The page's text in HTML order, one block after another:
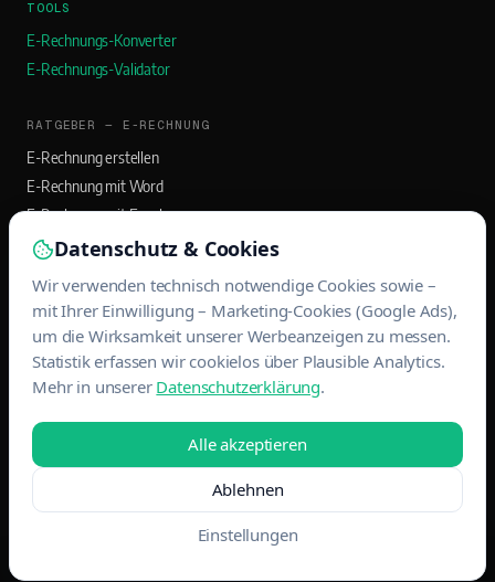
TOOLS
E-Rechnungs-Konverter
E-Rechnungs-Validator
RATGEBER — E-RECHNUNG
E-Rechnung erstellen
E-Rechnung mit Word
E-Rechnung mit Excel
E-Rechnung mit Outlook
Rechnungs-App für Selbstständige
Rechnungen mit App schreiben
EÜR und USt-Voranmeldung
Belege scannen & DATEV-Export
Datenschutz & Cookies
Wir verwenden technisch notwendige Cookies sowie –
mit Ihrer Einwilligung – Marketing-Cookies (Google Ads),
um die Wirksamkeit unserer Werbeanzeigen zu messen.
Statistik erfassen wir cookielos über Plausible Analytics.
Mehr in unserer Datenschutzerklärung.
Alle akzeptieren
Ablehnen
Einstellungen